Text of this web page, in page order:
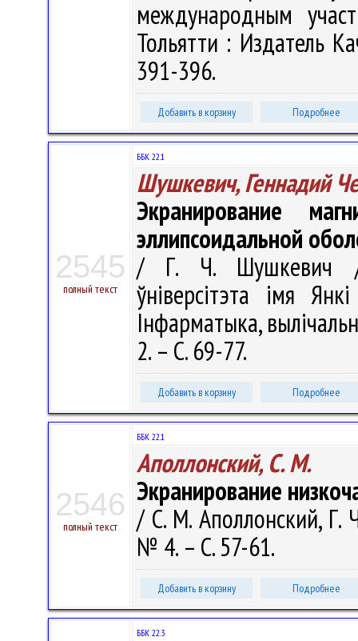
международным
Тольятти : Издатель
391-396.
Добавить в корзину Подробнее
2545
полный текст
ББК 22.1
Шушкевич, Геннадий
Экранирование
эллипсоидальной
/ Г. Ч. Шушкевич //
ўніверсітэта імя
Інфарматыка,
2. – С. 69-77.
Добавить в корзину Подробнее
2546
полный текст
ББК 22.1
Аполлонский, С. М.
Экранирование
/ С. М. Аполлонский, Г.
№ 4. – С. 57-61.
Добавить в корзину Подробнее
ББК 22.3